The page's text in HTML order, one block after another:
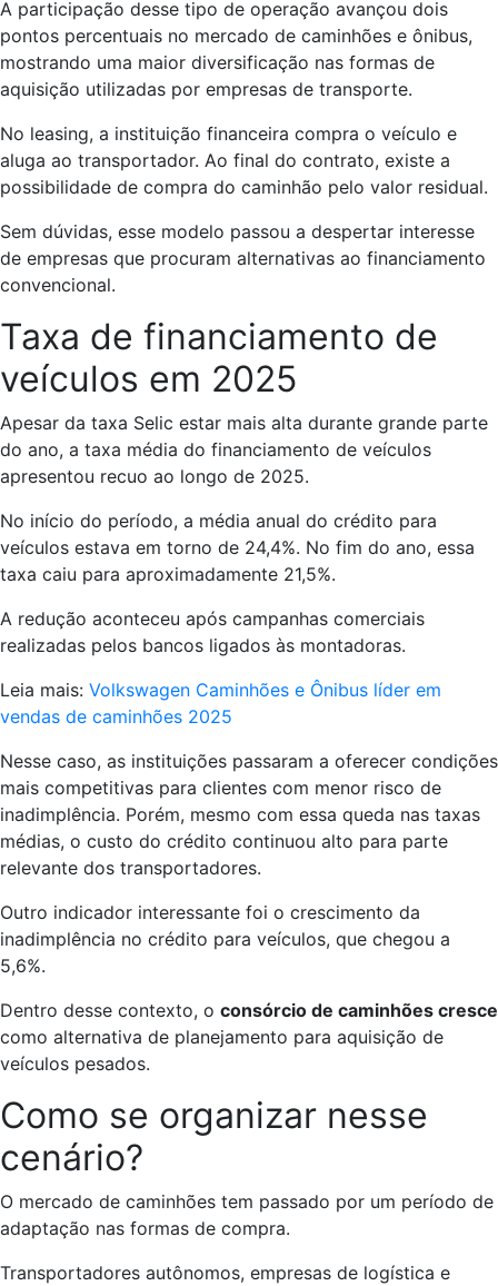
A participação desse tipo de operação avançou dois
pontos percentuais no mercado de caminhões e ônibus,
mostrando uma maior diversificação nas formas de
aquisição utilizadas por empresas de transporte.
No leasing, a instituição financeira compra o veículo e
aluga ao transportador. Ao final do contrato, existe a
possibilidade de compra do caminhão pelo valor residual.
Sem dúvidas, esse modelo passou a despertar interesse
de empresas que procuram alternativas ao financiamento
convencional.
Taxa de financiamento de
veículos em 2025
Apesar da taxa Selic estar mais alta durante grande parte
do ano, a taxa média do financiamento de veículos
apresentou recuo ao longo de 2025.
No início do período, a média anual do crédito para
veículos estava em torno de 24,4%. No fim do ano, essa
taxa caiu para aproximadamente 21,5%.
A redução aconteceu após campanhas comerciais
realizadas pelos bancos ligados às montadoras.
Leia mais: Volkswagen Caminhões e Ônibus líder em
vendas de caminhões 2025
Nesse caso, as instituições passaram a oferecer condições
mais competitivas para clientes com menor risco de
inadimplência. Porém, mesmo com essa queda nas taxas
médias, o custo do crédito continuou alto para parte
relevante dos transportadores.
Outro indicador interessante foi o crescimento da
inadimplência no crédito para veículos, que chegou a
5,6%.
Dentro desse contexto, o consórcio de caminhões cresce
como alternativa de planejamento para aquisição de
veículos pesados.
Como se organizar nesse
cenário?
O mercado de caminhões tem passado por um período de
adaptação nas formas de compra.
Transportadores autônomos, empresas de logística e